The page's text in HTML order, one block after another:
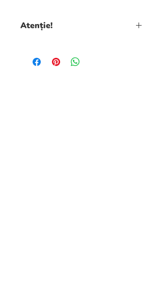
Atenție!
aparține site-ului BEEKID.
Acesta nu poate fi modificat